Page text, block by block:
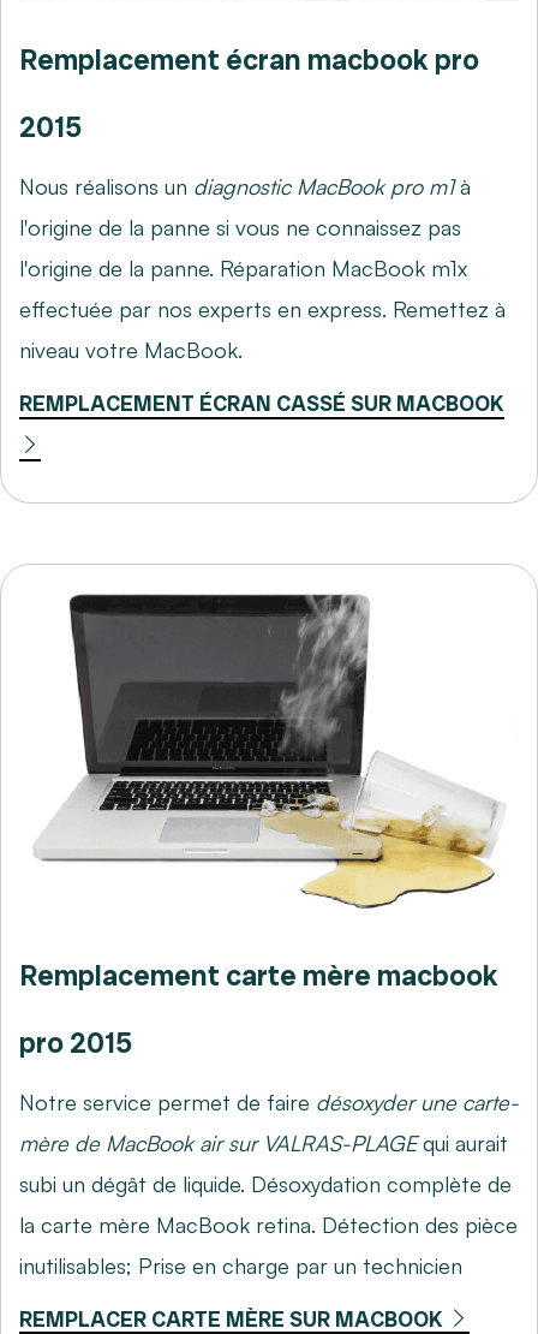
Remplacement écran macbook pro
2015
Nous réalisons un diagnostic MacBook pro m1à
l'origine de la panne si vous ne connaissez pas
l'origine de la panne. Réparation MacBook m1x
effectuée par nos experts en express. Remettez à
niveau votre MacBook.
REMPLACEMENT ÉCRAN CASSÉ SUR MACBOOK
Remplacement carte mère macbook
pro 2015
Notre service permet de faire désoxyder une carte-
mère de MacBook air sur VALRAS-PLAGEqui aurait
subi un dégât de liquide. Désoxydation complète de
la carte mère MacBook retina. Détection des pièce
inutilisables; Prise en charge par un technicien
REMPLACER CARTE MÈRE SUR MACBOOK